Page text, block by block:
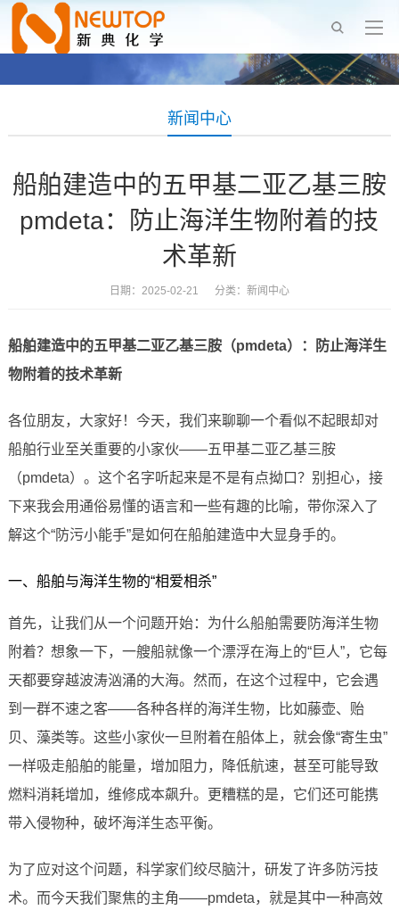
新闻中心
船舶建造中的五甲基二亚乙基三胺
pmdeta：防止海洋生物附着的技
术革新
日期：2025-02-21 分类： 新闻中心
船舶建造中的五甲基二亚乙基三胺（pmdeta）：防止海洋生
物附着的技术革新
各位朋友，大家好！今天，我们来聊聊一个看似不起眼却对
船舶行业至关重要的小家伙——五甲基二亚乙基三胺
（pmdeta）。这个名字听起来是不是有点拗口？别担心，接
下来我会用通俗易懂的语言和一些有趣的比喻，带你深入了
解这个“防污小能手”是如何在船舶建造中大显身手的。
一、船舶与海洋生物的“相爱相杀”
首先，让我们从一个问题开始：为什么船舶需要防海洋生物
附着？想象一下，一艘船就像一个漂浮在海上的“巨人”，它每
天都要穿越波涛汹涌的大海。然而，在这个过程中，它会遇
到一群不速之客——各种各样的海洋生物，比如藤壶、贻
贝、藻类等。这些小家伙一旦附着在船体上，就会像“寄生虫”
一样吸走船舶的能量，增加阻力，降低航速，甚至可能导致
燃料消耗增加，维修成本飙升。更糟糕的是，它们还可能携
带入侵物种，破坏海洋生态平衡。
为了应对这个问题，科学家们绞尽脑汁，研发了许多防污技
术。而今天我们聚焦的主角——pmdeta，就是其中一种高效